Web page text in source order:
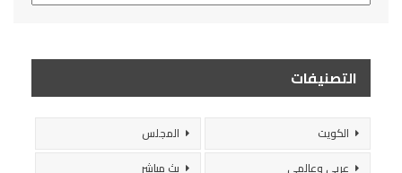
التصنيفات
الكويت
المجلس
عربي وعالمي
بث مباشر